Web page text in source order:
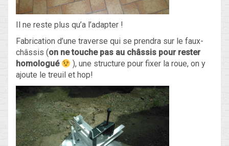
Il ne reste plus qu’a l’adapter !
Fabrication d’une traverse qui se prendra sur le faux-
châssis (on ne touche pas au châssis pour rester
homologué
), une structure pour fixer la roue, on y
ajoute le treuil et hop!